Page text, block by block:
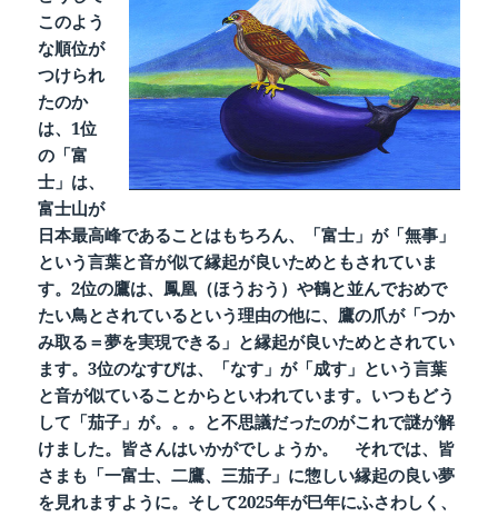
このよう
な順位が
つけられ
たのか
は、1位
の「富
士」は、
富士山が
日本最高峰であることはもちろん、「富士」が「無事」
という言葉と音が似て縁起が良いためともされていま
す。2位の鷹は、鳳凰（ほうおう）や鶴と並んでおめで
たい鳥とされているという理由の他に、鷹の爪が「つか
み取る＝夢を実現できる」と縁起が良いためとされてい
ます。3位のなすびは、「なす」が「成す」という言葉
と音が似ていることからといわれています。いつもどう
して「茄子」が。。。と不思議だったのがこれで謎が解
けました。皆さんはいかがでしょうか。 それでは、皆
さまも「一富士、二鷹、三茄子」に惣しい縁起の良い夢
を見れますように。そして2025年が巳年にふさわしく、